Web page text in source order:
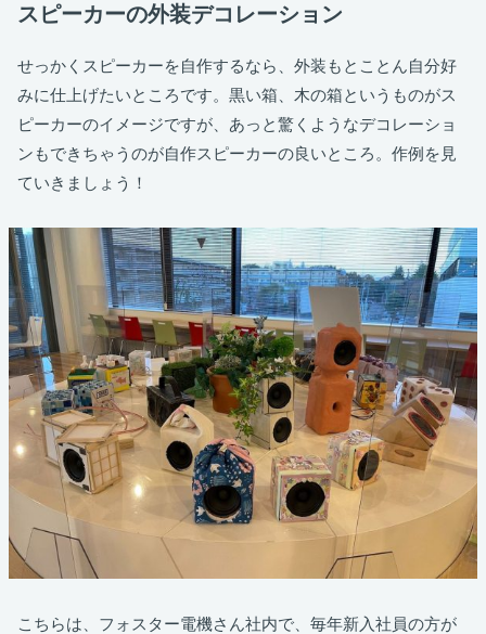
スピーカーの外装デコレーション
せっかくスピーカーを自作するなら、外装もとことん自分好
みに仕上げたいところです。黒い箱、木の箱というものがス
ピーカーのイメージですが、あっと驚くようなデコレーショ
ンもできちゃうのが自作スピーカーの良いところ。作例を見
ていきましょう！
こちらは、フォスター電機さん社内で、毎年新入社員の方が